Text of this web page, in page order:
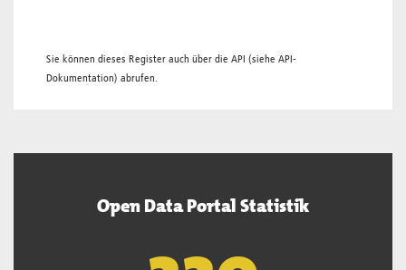
Sie können dieses Register auch über die API (siehe API-
Dokumentation) abrufen.
Open Data Portal Statistik